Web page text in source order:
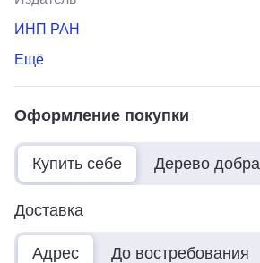
ИНП РАН
Ещё
Оформление покупки
Купить себе Дерево добра
Доставка
Адрес До востребования